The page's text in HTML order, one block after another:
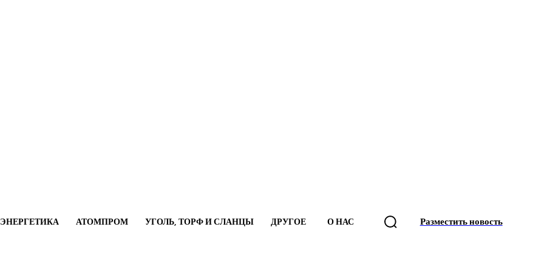
АТОМПРОМ УГОЛЬ, ТОРФ И СЛАНЦЫ ДРУГОЕ О НАС Разместить новость